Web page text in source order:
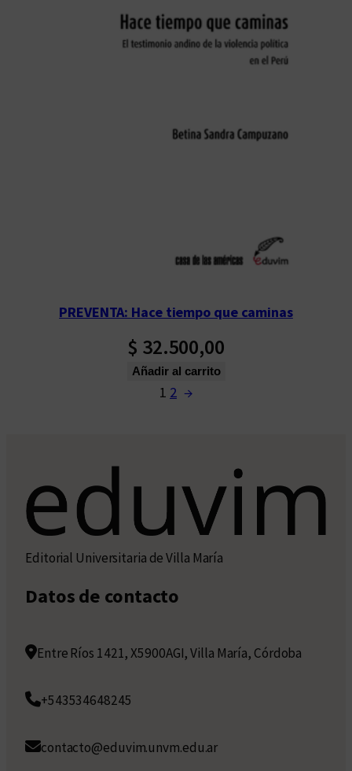
PREVENTA: Hace tiempo que caminas
$ 32.500,00
Añadir al carrito
1 2 →
Editorial Universitaria de Villa María
Datos de contacto
Entre Ríos 1421, X5900AGI, Villa María, Córdoba
+543534648245
contacto@eduvim.unvm.edu.ar